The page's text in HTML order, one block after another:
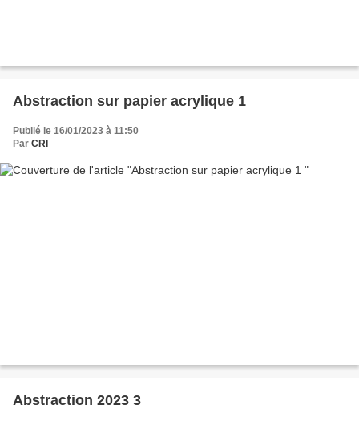
Abstraction sur papier acrylique 1
Publié le 16/01/2023 à 11:50
Par CRI
Abstraction 2023 3